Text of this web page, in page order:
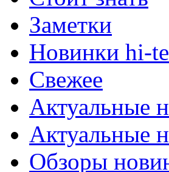
Заметки
Новинки hi-
Свежее
Актуальные
Актуальные
Обзоры